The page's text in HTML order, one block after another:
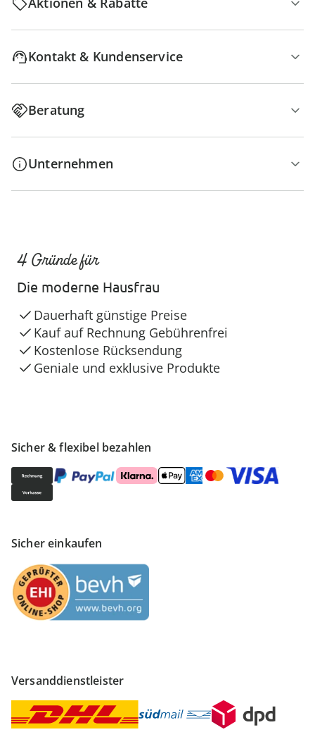
Kontakt & Kundenservice
Beratung
Unternehmen
Sicher & flexibel bezahlen
Sicher einkaufen
Versanddienstleister
4 Gründe für
Die moderne Hausfrau
Dauerhaft günstige Preise
Kauf auf Rechnung Gebührenfrei
Kostenlose Rücksendung
Geniale und exklusive Produkte